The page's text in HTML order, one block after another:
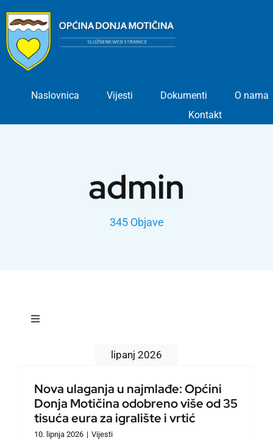
content
Naslovnica Vijesti Dokumenti
O nama
Kontakt
admin
345 Objave
Toggle
Dokumenti
Naselja
lipanj 2026
Nova ulaganja u najmlađe: Općini
Donja Motičina odobreno više od 35
tisuća eura za igralište i vrtić
10. lipnja 2026 | Vijesti